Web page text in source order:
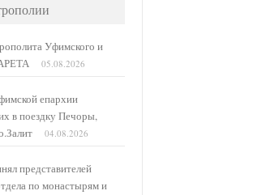
Уфимского и
05.08.2026
епархии
в поездку Печоры,
04.08.2026
представителей
по монастырям и